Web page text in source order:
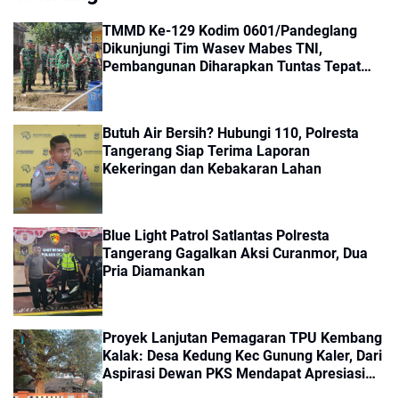
TMMD Ke-129 Kodim 0601/Pandeglang
Dikunjungi Tim Wasev Mabes TNI,
Pembangunan Diharapkan Tuntas Tepat
Butuh Air Bersih? Hubungi 110, Polresta
Tangerang Siap Terima Laporan
Kekeringan dan Kebakaran Lahan
Blue Light Patrol Satlantas Polresta
Tangerang Gagalkan Aksi Curanmor, Dua
Pria Diamankan
Proyek Lanjutan Pemagaran TPU Kembang
Kalak: Desa Kedung Kec Gunung Kaler, Dari
Aspirasi Dewan PKS Mendapat Apresiasi